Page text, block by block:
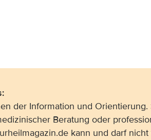
der Information und
Beratung oder
kann und darf